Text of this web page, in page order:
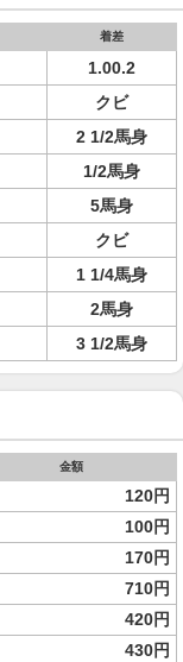
着差
1.00.2
クビ
2 1/2馬身
1/2馬身
5馬身
クビ
1 1/4馬身
2馬身
3 1/2馬身
金額
120円
100円
170円
710円
420円
430円